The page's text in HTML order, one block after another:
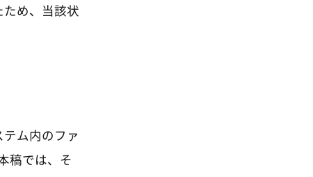
ため、当該状
ム内のファ
稿では、そ